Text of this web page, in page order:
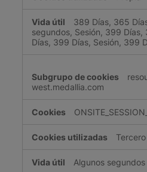
389 Días, 365
segundos, Sesión, 399
Días, 399 Días, Sesión, 399
west.medallia.com
Tercero
Algunos segundos